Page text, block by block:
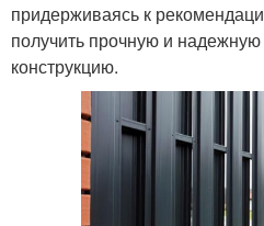
придерживаясь к
получить прочную и
конструкцию.